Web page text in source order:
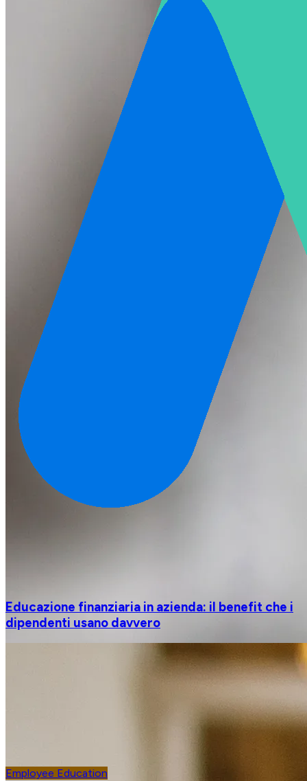
Educazione finanziaria in azienda: il benefit che i
dipendenti usano davvero
Employee Education